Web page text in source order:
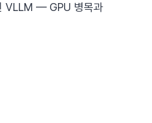
VLLM — GPU 병목과